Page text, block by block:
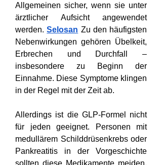
Allgemeinen sicher, wenn sie unter
ärztlicher Aufsicht angewendet
werden. Selosan Zu den häufigsten
Nebenwirkungen gehören Übelkeit,
Erbrechen und Durchfall –
insbesondere zu Beginn der
Einnahme. Diese Symptome klingen
in der Regel mit der Zeit ab.
Allerdings ist die GLP-Formel nicht
für jeden geeignet. Personen mit
medullärem Schilddrüsenkrebs oder
Pankreatitis in der Vorgeschichte